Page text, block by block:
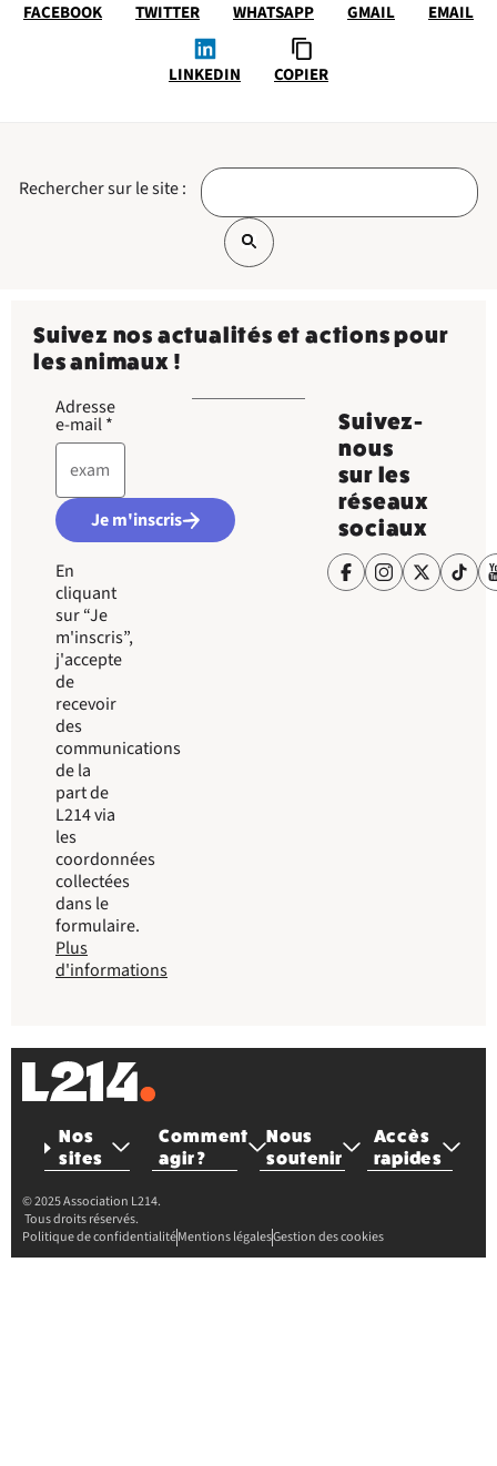
FACEBOOK TWITTER WHATSAPP GMAIL EMAIL
LINKEDIN COPIER
Rechercher sur le site :
Suivez nos actualités et actions pour
les animaux !
Adresse
e-mail*
Je m'inscris
En
cliquant
sur “Je
m'inscris”,
j'accepte
de
recevoir
des
communications
de la
part de
L214 via
les
coordonnées
collectées
dans le
formulaire.
Plus
d'informations
Suivez-
nous
sur les
réseaux
sociaux
Nos
sites
Comment
agir ?
Nous
soutenir
Accès
rapides
© 2025 Association L214.
Tous droits réservés.
Politique de confidentialitéMentions légalesGestion des cookies